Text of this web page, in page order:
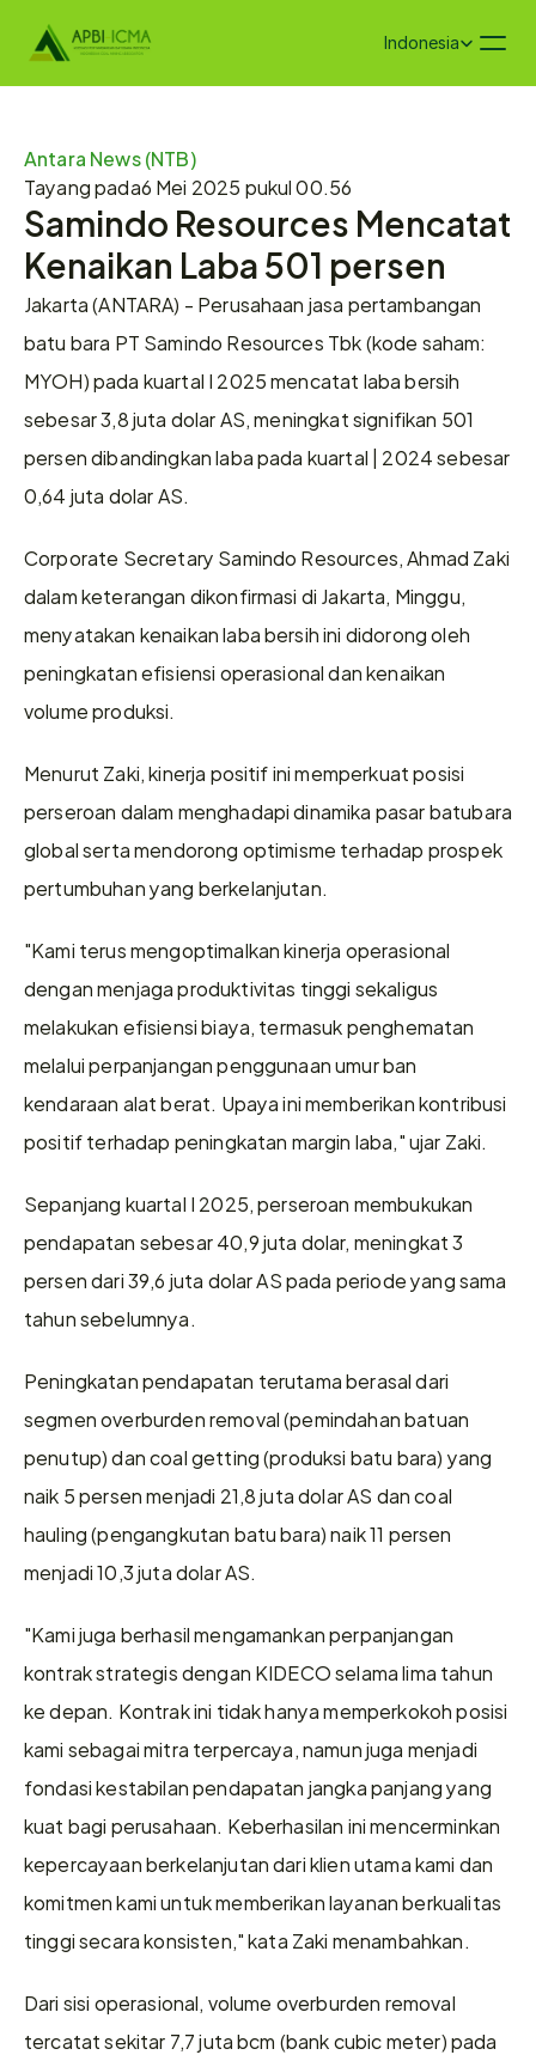
Select Language
Indonesia
Antara News (NTB)
Tayang pada6 Mei 2025 pukul 00.56
Samindo Resources Mencatat
Kenaikan Laba 501 persen
Jakarta (ANTARA) - Perusahaan jasa pertambangan
batu bara PT Samindo Resources Tbk (kode saham:
MYOH) pada kuartal I 2025 mencatat laba bersih
sebesar 3,8 juta dolar AS, meningkat signifikan 501
persen dibandingkan laba pada kuartal | 2024 sebesar
0,64 juta dolar AS.
Corporate Secretary Samindo Resources, Ahmad Zaki
dalam keterangan dikonfirmasi di Jakarta, Minggu,
menyatakan kenaikan laba bersih ini didorong oleh
peningkatan efisiensi operasional dan kenaikan
volume produksi.
Menurut Zaki, kinerja positif ini memperkuat posisi
perseroan dalam menghadapi dinamika pasar batubara
global serta mendorong optimisme terhadap prospek
pertumbuhan yang berkelanjutan.
"Kami terus mengoptimalkan kinerja operasional
dengan menjaga produktivitas tinggi sekaligus
melakukan efisiensi biaya, termasuk penghematan
melalui perpanjangan penggunaan umur ban
kendaraan alat berat. Upaya ini memberikan kontribusi
positif terhadap peningkatan margin laba," ujar Zaki.
Sepanjang kuartal I 2025, perseroan membukukan
pendapatan sebesar 40,9 juta dolar, meningkat 3
persen dari 39,6 juta dolar AS pada periode yang sama
tahun sebelumnya.
Peningkatan pendapatan terutama berasal dari
segmen overburden removal (pemindahan batuan
penutup) dan coal getting (produksi batu bara) yang
naik 5 persen menjadi 21,8 juta dolar AS dan coal
hauling (pengangkutan batu bara) naik 11 persen
menjadi 10,3 juta dolar AS.
"Kami juga berhasil mengamankan perpanjangan
kontrak strategis dengan KIDECO selama lima tahun
ke depan. Kontrak ini tidak hanya memperkokoh posisi
kami sebagai mitra terpercaya, namun juga menjadi
fondasi kestabilan pendapatan jangka panjang yang
kuat bagi perusahaan. Keberhasilan ini mencerminkan
kepercayaan berkelanjutan dari klien utama kami dan
komitmen kami untuk memberikan layanan berkualitas
tinggi secara konsisten," kata Zaki menambahkan.
Dari sisi operasional, volume overburden removal
tercatat sekitar 7,7 juta bcm (bank cubic meter) pada